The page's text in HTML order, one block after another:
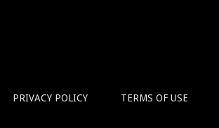
PRIVACY POLICY TERMS OF USE